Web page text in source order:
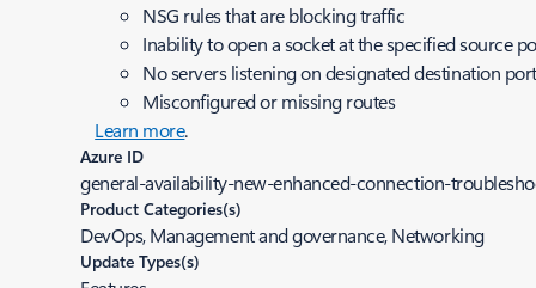
NSG rules that are blocking traffic
Inability to open a socket at the specified source
No servers listening on designated destination
Misconfigured or missing routes
Learn more.
Azure ID
general-availability-new-enhanced-connection-
Product Categories(s)
DevOps, Management and governance, Networking
Update Types(s)